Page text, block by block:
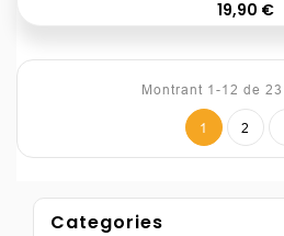
19,90 €
Montrant 1-12 de
1 2
Categories